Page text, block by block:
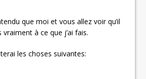
que moi et vous allez voir qu’il
à ce que j’ai fais.
les choses suivantes: